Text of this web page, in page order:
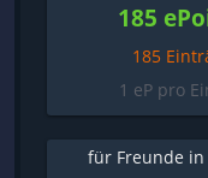
185
185
1 eP pro
für Freunde in